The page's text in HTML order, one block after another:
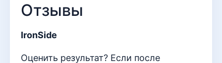
Отзывы
IronSide
Оценить результат? Если после